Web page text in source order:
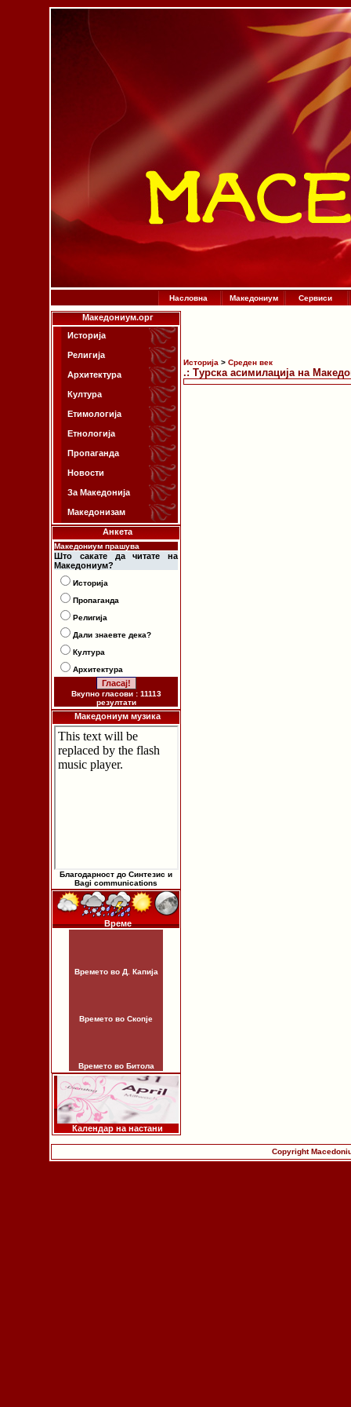
Насловна Македониум Сервиси
Македониум.орг
Историја
Религија
Архитектура
Култура
Етимологија
Етнологија
Пропаганда
Новости
За Македонија
Македонизам
Анкета
Македониум прашува
Што сакате да читате на
Македониум?
Историја
Пропаганда
Религија
Дали знаевте дека?
Култура
Архитектура
Вкупно гласови : 11113
резултати
Македониум музика
Благодарност до Синтезис и
Bagi communications
Време
Времето во Д. Капија
Времето во Скопје
Времето во Битола
Календар на настани
Историја > Среден век
.: Турска асимилација на
Copyright